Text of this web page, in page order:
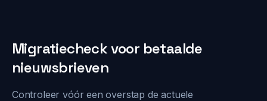
Migratiecheck voor betaalde
nieuwsbrieven
Controleer vóór een overstap de actuele